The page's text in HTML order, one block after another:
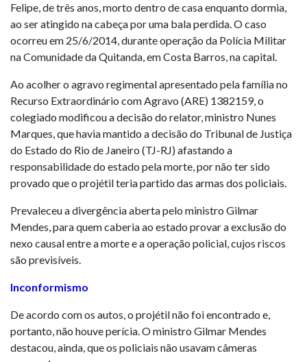
Felipe, de três anos, morto dentro de casa enquanto dormia,
ao ser atingido na cabeça por uma bala perdida. O caso
ocorreu em 25/6/2014, durante operação da Polícia Militar
na Comunidade da Quitanda, em Costa Barros, na capital.
Ao acolher o agravo regimental apresentado pela família no
Recurso Extraordinário com Agravo (ARE) 1382159, o
colegiado modificou a decisão do relator, ministro Nunes
Marques, que havia mantido a decisão do Tribunal de Justiça
do Estado do Rio de Janeiro (TJ-RJ) afastando a
responsabilidade do estado pela morte, por não ter sido
provado que o projétil teria partido das armas dos policiais.
Prevaleceu a divergência aberta pelo ministro Gilmar
Mendes, para quem caberia ao estado provar a exclusão do
nexo causal entre a morte e a operação policial, cujos riscos
são previsíveis.
Inconformismo
De acordo com os autos, o projétil não foi encontrado e,
portanto, não houve perícia. O ministro Gilmar Mendes
destacou, ainda, que os policiais não usavam câmeras